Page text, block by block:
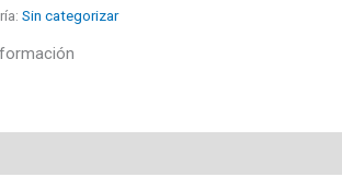
Sin categorizar